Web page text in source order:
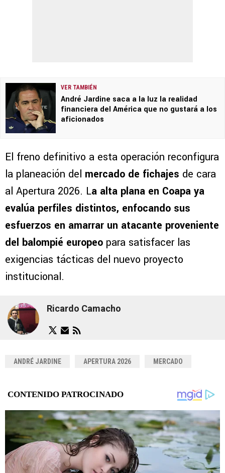
VER TAMBIÉN
André Jardine saca a la luz la realidad
financiera del América que no gustará a los
aficionados
El freno definitivo a esta operación reconfigura
la planeación del mercado de fichajes de cara
al Apertura 2026. La alta plana en Coapa ya
evalúa perfiles distintos, enfocando sus
esfuerzos en amarrar un atacante proveniente
del balompié europeo para satisfacer las
exigencias tácticas del nuevo proyecto
institucional.
Ricardo Camacho
ANDRÉ JARDINE APERTURA 2026 MERCADO